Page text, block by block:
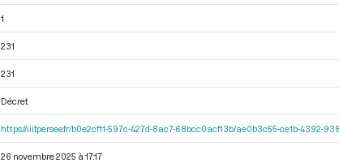
1
231
231
Décret
https://iiif.persee.fr/b0e2cf11-597c-427d-8ac7-68bcc0acf13b/ae0b3c55-ce1b-4392-
26 novembre 2025 à 17:17